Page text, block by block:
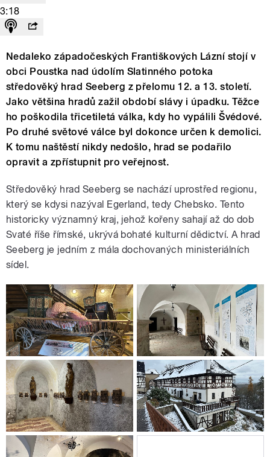
3:18
Nedaleko západočeských Františkových Lázní stojí v
obci Poustka nad údolím Slatinného potoka
středověký hrad Seeberg z přelomu 12. a 13. století.
Jako většina hradů zažil období slávy i úpadku. Těžce
ho poškodila třicetiletá válka, kdy ho vypálili Švédové.
Po druhé světové válce byl dokonce určen k demolici.
K tomu naštěstí nikdy nedošlo, hrad se podařilo
opravit a zpřístupnit pro veřejnost.
Středověký hrad Seeberg se nachází uprostřed regionu,
který se kdysi nazýval Egerland, tedy Chebsko. Tento
historicky významný kraj, jehož kořeny sahají až do dob
Svaté říše římské, ukrývá bohaté kulturní dědictví. A hrad
Seeberg je jedním z mála dochovaných ministeriálních
sídel.